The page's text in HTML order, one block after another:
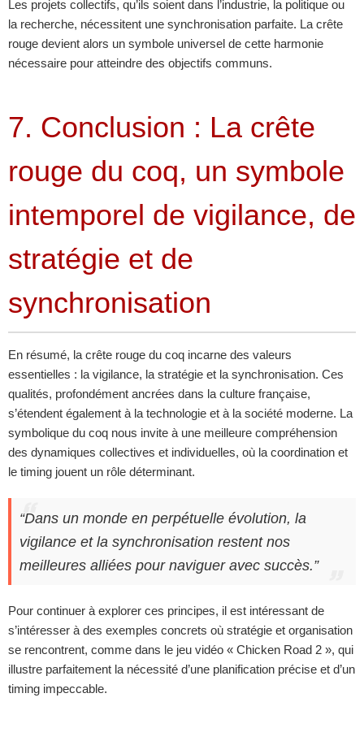
Les projets collectifs, qu’ils soient dans l’industrie, la politique ou
la recherche, nécessitent une synchronisation parfaite. La crête
rouge devient alors un symbole universel de cette harmonie
nécessaire pour atteindre des objectifs communs.
7. Conclusion : La crête
rouge du coq, un symbole
intemporel de vigilance, de
stratégie et de
synchronisation
En résumé, la crête rouge du coq incarne des valeurs
essentielles : la vigilance, la stratégie et la synchronisation. Ces
qualités, profondément ancrées dans la culture française,
s’étendent également à la technologie et à la société moderne. La
symbolique du coq nous invite à une meilleure compréhension
des dynamiques collectives et individuelles, où la coordination et
le timing jouent un rôle déterminant.
“Dans un monde en perpétuelle évolution, la
vigilance et la synchronisation restent nos
meilleures alliées pour naviguer avec succès.”
Pour continuer à explorer ces principes, il est intéressant de
s’intéresser à des exemples concrets où stratégie et organisation
se rencontrent, comme dans le jeu vidéo « Chicken Road 2 », qui
illustre parfaitement la nécessité d’une planification précise et d’un
timing impeccable.